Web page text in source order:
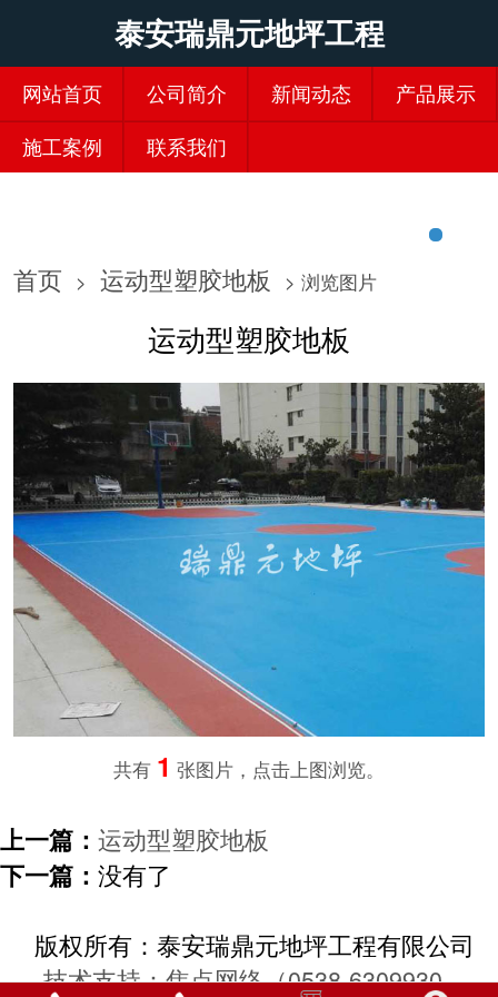
泰安瑞鼎元地坪工程
网站首页 公司简介 新闻动态
产品展示
施工案例
联系我们
首页 > 运动型塑胶地板 > 浏览图片
运动型塑胶地板
共有 1 张图片，点击上图浏览。
上一篇： 运动型塑胶地板
下一篇： 没有了
版权所有： 泰安瑞鼎元地坪工程有限公司
技术支持：焦点网络（0538-6309930，